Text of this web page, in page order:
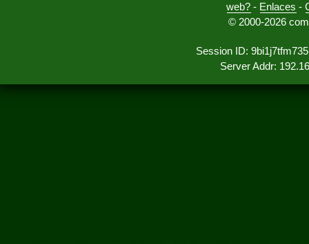
web? - Enlaces -
© 2000-2026
Session ID:
Server Addr: